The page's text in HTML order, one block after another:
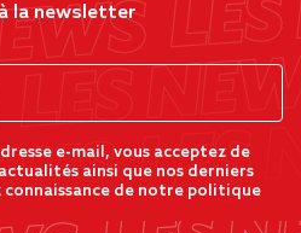
la newsletter
e-mail, vous acceptez de
ainsi que nos derniers
connaissance de notre politique